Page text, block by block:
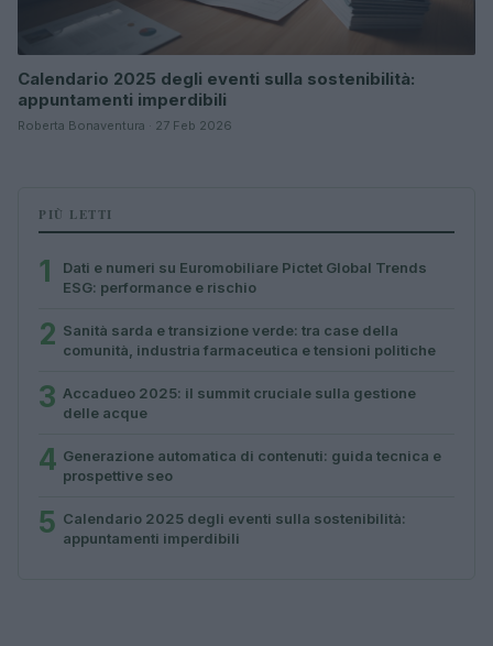
Calendario 2025 degli eventi sulla sostenibilità:
appuntamenti imperdibili
Roberta Bonaventura · 27 Feb 2026
PIÙ LETTI
1
Dati e numeri su Euromobiliare Pictet Global Trends
ESG: performance e rischio
2 Sanità sarda e transizione verde: tra case della
comunità, industria farmaceutica e tensioni politiche
3 Accadueo 2025: il summit cruciale sulla gestione
delle acque
4 Generazione automatica di contenuti: guida tecnica e
prospettive seo
5 Calendario 2025 degli eventi sulla sostenibilità:
appuntamenti imperdibili